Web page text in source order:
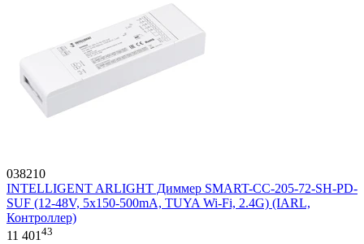
038210
INTELLIGENT ARLIGHT Диммер SMART-CC-205-72-SH-PD-
SUF (12-48V, 5x150-500mA, TUYA Wi-Fi, 2.4G) (IARL,
Контроллер)
11 40143